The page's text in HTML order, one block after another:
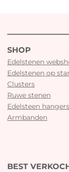
SHOP
Edelstenen
Edelstenen op
Clusters
Ruwe stenen
Edelsteen hangers
Armbanden
BEST